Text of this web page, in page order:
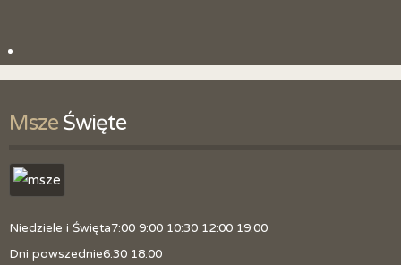
Msze Święte
Niedziele i Święta7:00 9:00 10:30 12:00 19:00
Dni powszednie6:30 18:00